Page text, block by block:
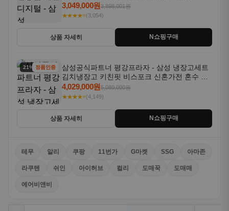
24kg+20kg 세제자동투입 1등급
3,049,000원3,898,001원
★★★★⭐(3,054)
상품 자세히 N쇼핑구매
21% 할인정품인증
삼성공식파트너 평강프라자 - 삼성 냉장고세트
김치냉장고 키친핏 비스포크 신혼가전 혼수 입
주가전 빌트인 화이트
4,029,000원5,080,000원
★★★★⭐(4,149)
상품 자세히 N쇼핑구매
테무 알리 쿠팡 11번가 G마켓 SSG 아마존
라쿠텐 쉬인 아이허브 컬리 도매꾹 도매매
에어비앤비